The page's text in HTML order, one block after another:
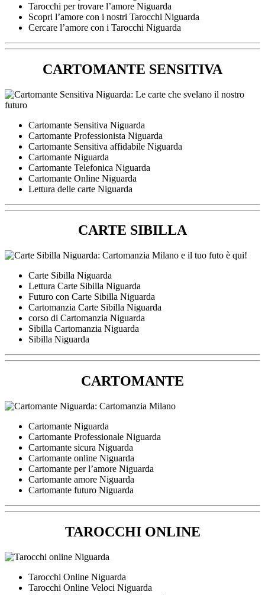
Tarocchi per trovare l’amore Niguarda
Scopri l’amore con i nostri Tarocchi Niguarda
Cercare l’amore con i Tarocchi Niguarda
CARTOMANTE SENSITIVA
Cartomante Sensitiva Niguarda
Cartomante Professionista Niguarda
Cartomante Sensitiva affidabile Niguarda
Cartomante Niguarda
Cartomante Telefonica Niguarda
Cartomante Online Niguarda
Lettura delle carte Niguarda
CARTE SIBILLA
Carte Sibilla Niguarda
Lettura Carte Sibilla Niguarda
Futuro con Carte Sibilla Niguarda
Cartomanzia Carte Sibilla Niguarda
corso di Cartomanzia Niguarda
Sibilla Cartomanzia Niguarda
Sibilla Niguarda
CARTOMANTE
Cartomante Niguarda
Cartomante Professionale Niguarda
Cartomante sicura Niguarda
Cartomante online Niguarda
Cartomante per l’amore Niguarda
Cartomante amore Niguarda
Cartomante futuro Niguarda
TAROCCHI ONLINE
Tarocchi Online Niguarda
Tarocchi Online Veloci Niguarda